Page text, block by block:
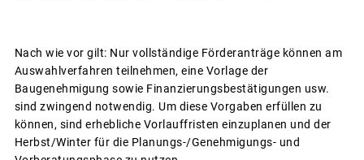
Nach wie vor gilt: Nur vollständige Förderanträge können am
Auswahlverfahren teilnehmen, eine Vorlage der
Baugenehmigung sowie Finanzierungsbestätigungen usw.
sind zwingend notwendig. Um diese Vorgaben erfüllen zu
können, sind erhebliche Vorlauffristen einzuplanen und der
Herbst/Winter für die Planungs-/Genehmigungs- und